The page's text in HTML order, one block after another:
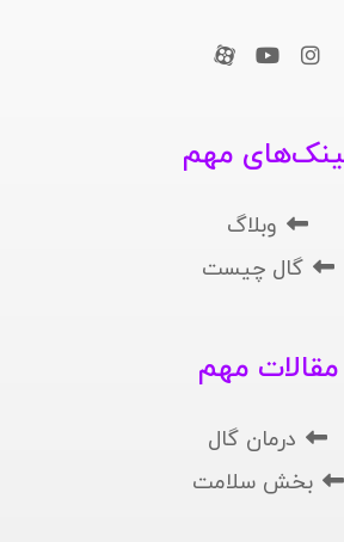
مهم
وبلاگ
گال چیست
مقالات مهم
درمان گال
بخش سلامت